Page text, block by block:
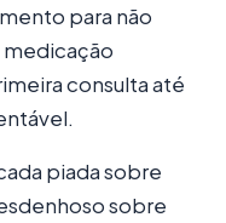
para não
consulta até
piada sobre
sobre